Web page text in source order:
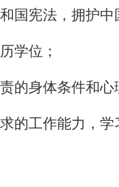
国宪法，拥护
学位；
的身体条件和
的工作能力，